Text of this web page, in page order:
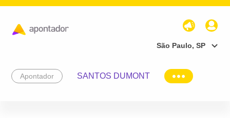
São Paulo, SP
Apontador SANTOS DUMONT